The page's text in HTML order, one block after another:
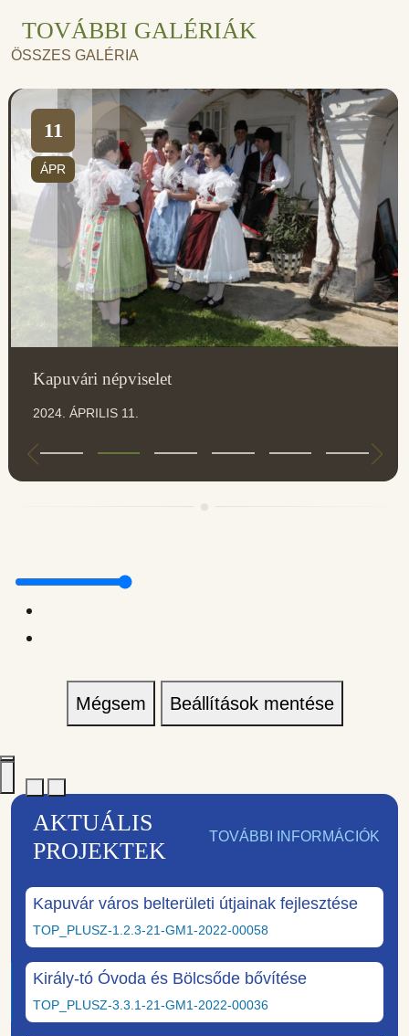
TOVÁBBI GALÉRIÁK
ÖSSZES GALÉRIA
11
ÁPR
Kapuvári népviselet
2024. ÁPRILIS 11.
Mégsem Beállítások mentése
AKTUÁLIS
PROJEKTEK
TOVÁBBI INFORMÁCIÓK
Kapuvár város belterületi útjainak fejlesztése
TOP_PLUSZ-1.2.3-21-GM1-2022-00058
Király-tó Óvoda és Bölcsőde bővítése
TOP_PLUSZ-3.3.1-21-GM1-2022-00036